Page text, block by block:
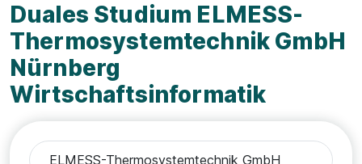
Duales Studium ELMESS-
Thermosystemtechnik GmbH
Nürnberg
Wirtschaftsinformatik